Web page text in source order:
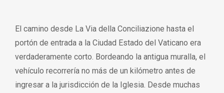
El camino desde La Via della Conciliazione hasta el
portón de entrada a la Ciudad Estado del Vaticano era
verdaderamente corto. Bordeando la antigua muralla, el
vehículo recorrería no más de un kilómetro antes de
ingresar a la jurisdicción de la Iglesia. Desde muchas